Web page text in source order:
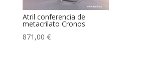
Atril conferencia de
metacrilato Cronos
871,00 €